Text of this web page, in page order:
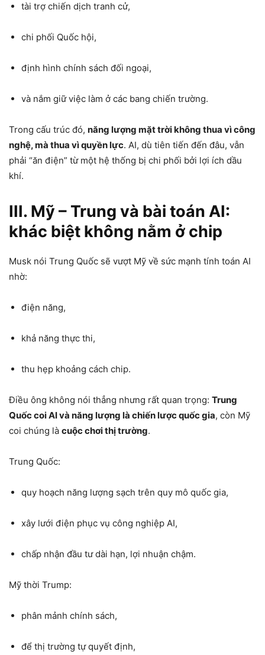
tài trợ chiến dịch tranh cử,
chi phối Quốc hội,
định hình chính sách đối ngoại,
và nắm giữ việc làm ở các bang chiến trường.
Trong cấu trúc đó, năng lượng mặt trời không thua vì công
nghệ, mà thua vì quyền lực. AI, dù tiên tiến đến đâu, vẫn
phải “ăn điện” từ một hệ thống bị chi phối bởi lợi ích dầu
khí.
III. Mỹ – Trung và bài toán AI:
khác biệt không nằm ở chip
Musk nói Trung Quốc sẽ vượt Mỹ về sức mạnh tính toán AI
nhờ:
điện năng,
khả năng thực thi,
thu hẹp khoảng cách chip.
Điều ông không nói thẳng nhưng rất quan trọng: Trung
Quốc coi AI và năng lượng là chiến lược quốc gia, còn Mỹ
coi chúng là cuộc chơi thị trường.
Trung Quốc:
quy hoạch năng lượng sạch trên quy mô quốc gia,
xây lưới điện phục vụ công nghiệp AI,
chấp nhận đầu tư dài hạn, lợi nhuận chậm.
Mỹ thời Trump:
phân mảnh chính sách,
để thị trường tự quyết định,